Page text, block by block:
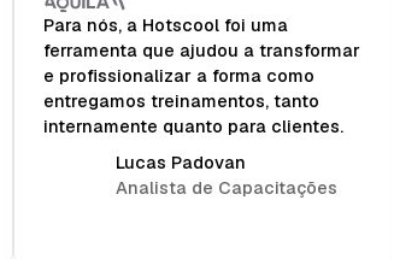
Para nós, a Hotscool foi uma
ferramenta que ajudou a transformar
e profissionalizar a forma como
entregamos treinamentos, tanto
internamente quanto para clientes.
Lucas Padovan
Analista de Capacitações